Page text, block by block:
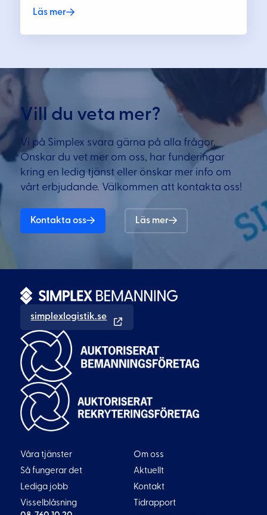
Läs mer
Vill du veta mer?
Vi på Simplex svara gärna på alla frågor.
Önskar du vet mer om oss, har funderingar
kring en ledig tjänst eller önskar mer info om
vårt erbjudande. Välkommen att kontakta oss!
Kontakta oss Läs mer
simplexlogistik.se
Våra tjänster
Så fungerar det
Lediga jobb
Visselblåsning
Om oss
Aktuellt
Kontakt
Tidrapport